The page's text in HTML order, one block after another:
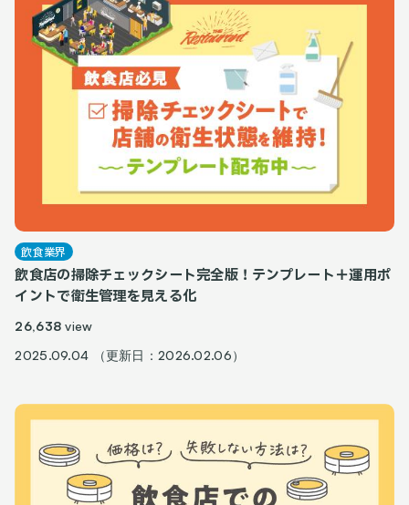
飲食業界
飲食店の掃除チェックシート完全版！テンプレート＋運用ポ
イントで衛生管理を見える化
26,638view
2025.09.04 （更新日：2026.02.06）